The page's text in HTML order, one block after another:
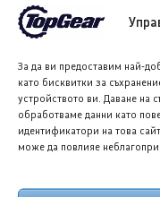
За да ви предоставим най-
като бисквитки за
устройството ви. Даване на
обработваме данни като
идентификатори на това
може да повлияе
Макмъртри
САЩ
6 АВГ. 2026